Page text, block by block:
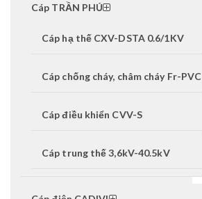
Cáp TRẦN PHÚ
Cáp hạ thế CXV-DSTA 0.6/1KV
Cáp chống cháy, châm cháy Fr-PVC
Cáp điều khiển CVV-S
Cáp trung thế 3,6kV-40.5kV